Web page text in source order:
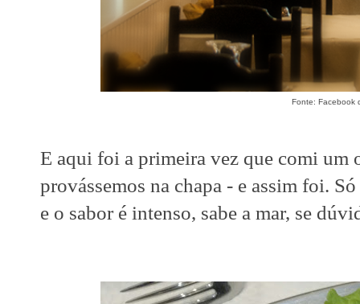
Fonte: Facebook
E aqui foi a primeira vez que comi um
provássemos na chapa - e assim foi.
e o sabor é intenso, sabe a mar, se